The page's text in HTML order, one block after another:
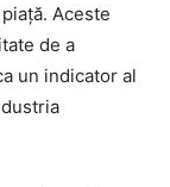
Aceste
de a
un indicator al